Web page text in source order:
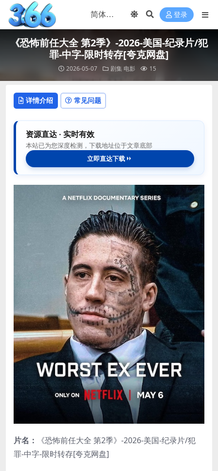
登录
《恐怖前任大全 第2季》-2026-美国-纪录片/犯
罪-中字-限时转存[夸克网盘]
2026-05-07 剧集 电影 15
详情介绍 常见问题
资源直达 · 实时有效
本站已为您深度检测，下载地址位于文章底部
立即直达下载
片名：
《恐怖前任大全 第2季》-2026-美国-纪录片/犯
罪-中字-限时转存[夸克网盘]